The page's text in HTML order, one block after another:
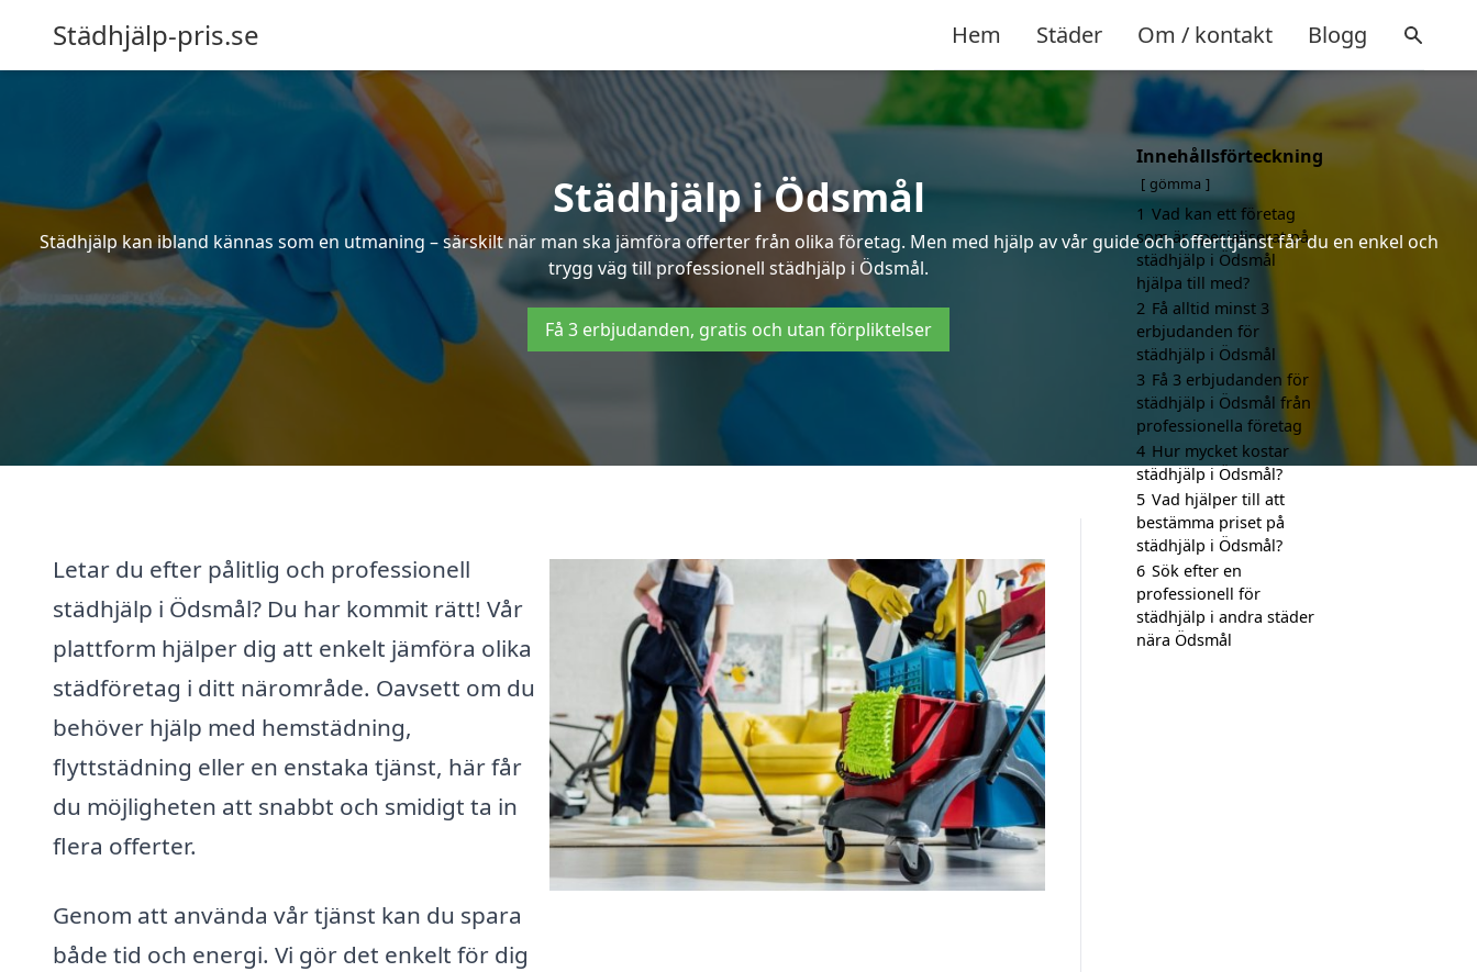
Städhjälp-pris.se Hem Städer Om / kontakt Blogg
Städhjälp i Ödsmål
Städhjälp kan ibland kännas som en utmaning – särskilt när man ska jämföra offerter från olika företag. Men med hjälp av vår guide och offerttjänst får du en enkel och
trygg väg till professionell städhjälp i Ödsmål.
Få 3 erbjudanden, gratis och utan förpliktelser
Letar du efter pålitlig och professionell
städhjälp i Ödsmål? Du har kommit rätt! Vår
plattform hjälper dig att enkelt jämföra olika
städföretag i ditt närområde. Oavsett om du
behöver hjälp med hemstädning,
flyttstädning eller en enstaka tjänst, här får
du möjligheten att snabbt och smidigt ta in
flera offerter.
Genom att använda vår tjänst kan du spara
både tid och energi. Vi gör det enkelt för dig
Innehållsförteckning
gömma
1 Vad kan ett företag
som är specialiserat på
städhjälp i Ödsmål
hjälpa till med?
2 Få alltid minst 3
erbjudanden för
städhjälp i Ödsmål
3 Få 3 erbjudanden för
städhjälp i Ödsmål från
professionella företag
4 Hur mycket kostar
städhjälp i Ödsmål?
5 Vad hjälper till att
bestämma priset på
städhjälp i Ödsmål?
6 Sök efter en
professionell för
städhjälp i andra städer
nära Ödsmål